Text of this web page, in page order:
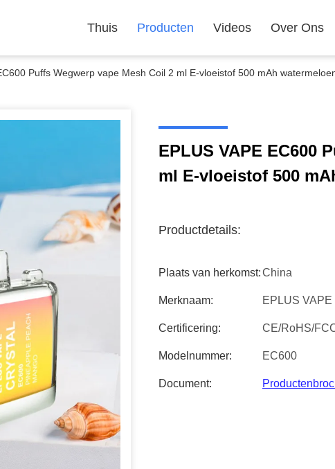
Thuis Producten Videos Over Ons
Puffs Wegwerp vape Mesh Coil 2 ml E-vloeistof 500 mAh
EPLUS VAPE EC600
ml E-vloeistof 500
Productdetails:
Plaats van herkomst:China
Merknaam: EPLUS VAPE
Certificering: CE/RoHS/
Modelnummer: EC600
Document: